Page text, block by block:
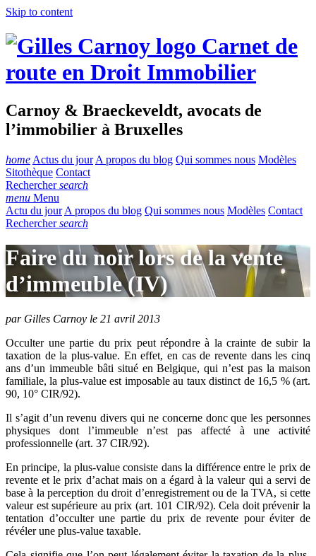
Skip to content
Carnet de
route en Droit Immobilier
Carnoy & Braeckeveldt, avocats de
l’immobilier à Bruxelles
home Actus du jour A propos du blog Qui sommes nous Modèles
Sitothèque Contact
Recherchersearch
menu Menu
Actu du jour A propos du blog Qui sommes nous Modèles Contact
Recherchersearch
Faire du noir lors de la vente
d’immeuble (IV)
par Gilles Carnoy le 21 avril 2013
Occulter une partie du prix peut répondre à la crainte de subir la
taxation de la plus-value. En effet, en cas de revente dans les cinq
ans d’un immeuble bâti situé en Belgique, qui n’est pas la maison
familiale, la plus-value est imposable au taux distinct de 16,5 % (art.
90, 10° CIR/92).
Il s’agit d’un revenu divers qui ne concerne donc que les personnes
physiques dont l’immeuble n’est pas affecté à une activité
professionnelle (art. 37 CIR/92).
En principe, la plus-value consiste dans la différence entre le prix de
revente et le prix d’achat mais on a égard à la valeur qui a servi de
base à la perception du droit d’enregistrement ou de la TVA, si cette
valeur est supérieure au prix (art. 101 CIR/92). Cela doit prévenir la
tentation d’occulter une partie du prix de revente pour éviter de
révéler une plus-value taxable.